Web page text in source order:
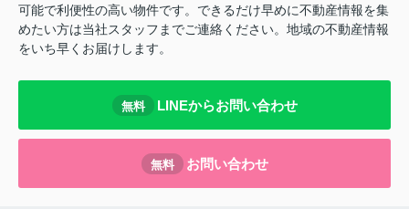
可能で利便性の高い物件です。できるだけ早めに不動産情報を集
めたい方は当社スタッフまでご連絡ください。地域の不動産情報
をいち早くお届けします。
無料 LINEからお問い合わせ
無料 お問い合わせ